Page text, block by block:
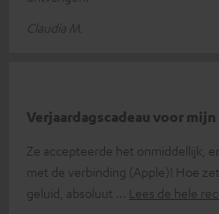
Claudia M.
Verjaardagscadeau voor
Ze accepteerde het onmiddellijk,
met de verbinding (Apple)! Hoe
geluid, absoluut
Lees de hele